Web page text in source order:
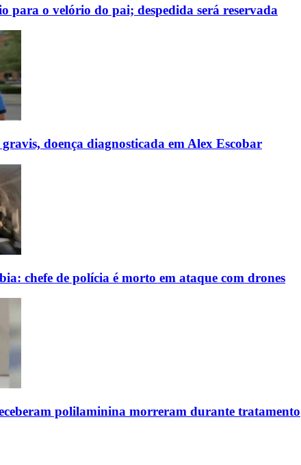
para o velório do pai; despedida será reservada
doença diagnosticada em Alex Escobar
chefe de polícia é morto em ataque com drones
polilaminina morreram durante tratamento